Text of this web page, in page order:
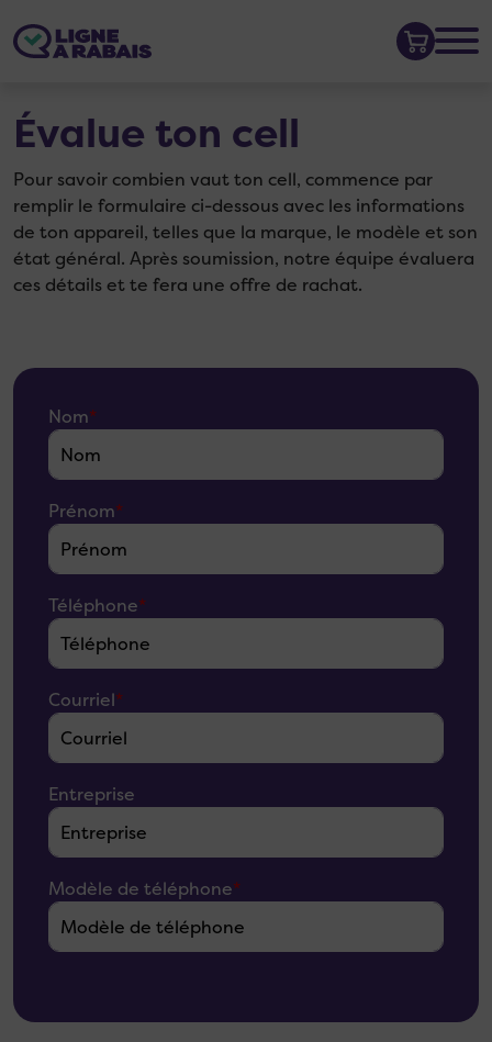
Évalue ton cell
Pour savoir combien vaut ton cell, commence par
remplir le formulaire ci-dessous avec les informations
de ton appareil, telles que la marque, le modèle et son
état général. Après soumission, notre équipe évaluera
ces détails et te fera une offre de rachat.
Nom*
Prénom*
Téléphone*
Courriel*
Entreprise
Modèle de téléphone*